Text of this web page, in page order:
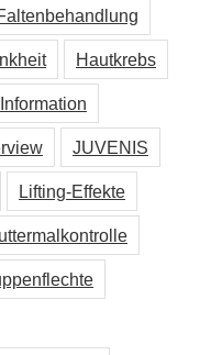
Hautkrebs
Information
JUVENIS
Lifting-Effekte